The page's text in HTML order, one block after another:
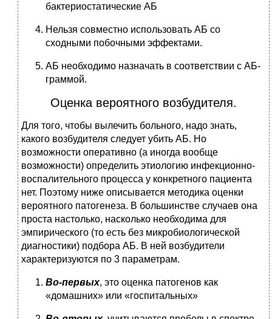
бактериостатические АБ
Нельзя совместно использовать АБ со
сходными побочными эффектами.
АБ необходимо назначать в соответствии с АБ-
граммой.
Оценка вероятного возбудителя.
Для того, чтобы вылечить больного, надо знать,
какого возбудителя следует убить АБ. Но
возможности оперативно (а иногда вообще
возможности) определить этиологию инфекционно-
воспалительного процесса у конкретного пациента
нет. Поэтому ниже описывается методика оценки
вероятного патогенеза. В большинстве случаев она
проста настолько, насколько необходима для
эмпирического (то есть без микробиологической
диагностики) подбора АБ. В ней возбудители
характеризуются по 3 параметрам.
Во-первых, это оценка патогенов как
«домашних» или «госпитальных»